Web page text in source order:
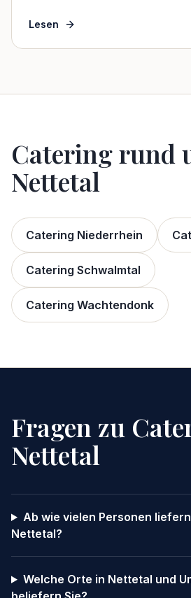
Lesen
Catering rund
Nettetal
Catering Niederrhein
Catering Schwalmtal
Catering Wachtendonk
Fragen zu
Nettetal
Ab wie vielen Personen
Nettetal?
Welche Orte in Nettetal und